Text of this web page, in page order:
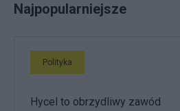
Najpopularniejsze
Polityka
Hycel to obrzydliwy zawód